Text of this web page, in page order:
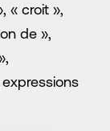
« croit »,
de »,